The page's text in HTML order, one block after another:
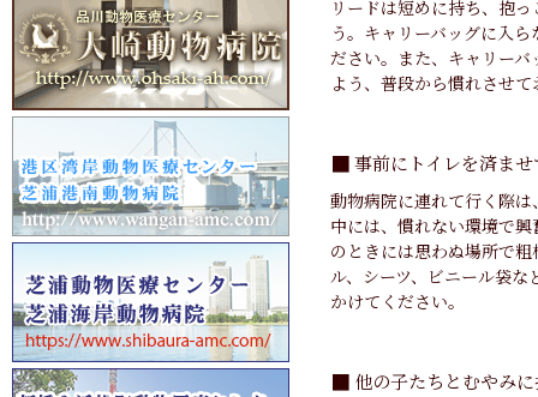
リードは短めに持ち、抱
う。キャリーバッグに入
ださい。また、キャリー
よう、普段から慣れさせ
事前にトイレを済ま
動物病院に連れて行く際
中には、慣れない環境で
のときには思わぬ場所で
ル、シーツ、ビニール袋
かけてください。
他の子たちとむやみ